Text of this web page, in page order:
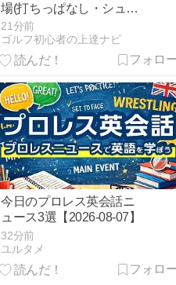
場(打ちっぱなし・シュミ
レーションゴルフ)の安い
おすすめ5選
21分前
ゴルフ初心者の上達ナビ
今日のプロレス英会話ニ
ュース3選【2026-08-07】
32分前
ユルタメ